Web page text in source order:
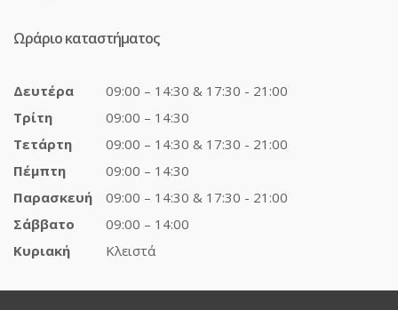
Ωράριο καταστήματος
Δευτέρα
09:00 – 14:30 & 17:30 - 21:00
Τρίτη
09:00 – 14:30
Τετάρτη
09:00 – 14:30 & 17:30 - 21:00
Πέμπτη
09:00 – 14:30
Παρασκευή
09:00 – 14:30 & 17:30 - 21:00
Σάββατο
09:00 – 14:00
Κυριακή
Κλειστά